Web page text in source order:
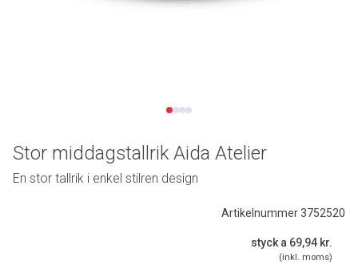
Artikelnummer 3752520
styck a 69,94 kr.
(inkl. moms)
Stor middagstallrik Aida Atelier
En stor tallrik i enkel stilren design